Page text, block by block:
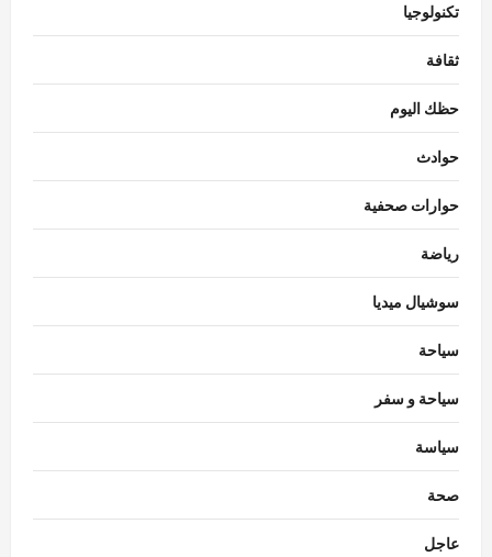
تكنولوجيا
ثقافة
حظك اليوم
حوادث
حوارات صحفية
رياضة
سوشيال ميديا
سياحة
سياحة و سفر
سياسة
صحة
عاجل